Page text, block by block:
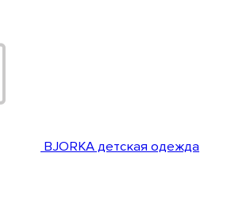
BJORKA детская одежда